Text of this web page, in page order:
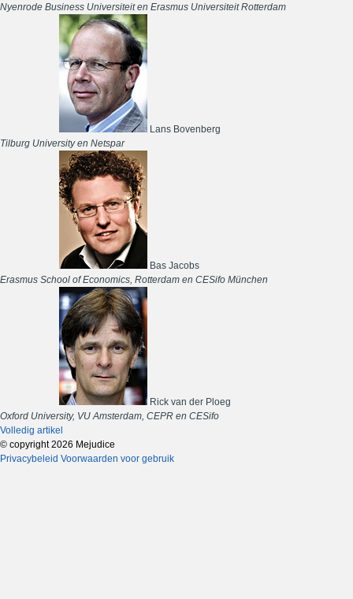
Nyenrode Business Universiteit en Erasmus Universiteit Rotterdam
Lans Bovenberg
Tilburg University en Netspar
Bas Jacobs
Erasmus School of Economics, Rotterdam en CESifo München
Rick van der Ploeg
Oxford University, VU Amsterdam, CEPR en CESifo
Volledig artikel
© copyright 2026 Mejudice
Privacybeleid Voorwaarden voor gebruik